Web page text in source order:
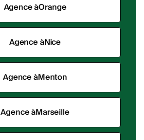
Agence àOrange
Agence àNice
Agence àMenton
Agence àMarseille